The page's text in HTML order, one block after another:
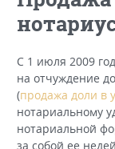
С 1 июля 2009
на отчуждение
(продажа доли в
нотариальному
нотариальной
за собой ее